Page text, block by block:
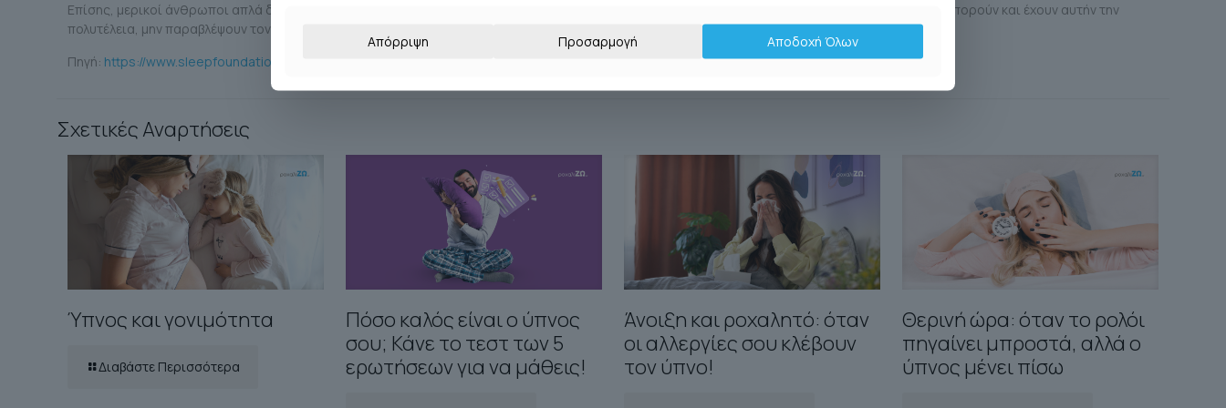
Επίσης, μερικοί άνθρωποι απλά δυσκολεύονται να κοιμηθούν κατά τη διάρκεια της ημέρας ή μακριά από την άνεση του σπιτιού τους. Όσοι όμως μπορούν και έχουν αυτήν την
πολυτέλεια, μην παραβλέψουν τον άκρως αναζωογονητικό αυτόν ύπνο.
Πηγή: https://www.sleepfoundation.org/
Σχετικές Αναρτήσεις
Ύπνος και γονιμότητα
Διαβάστε Περισσότερα
Πόσο καλός είναι ο ύπνος
σου; Κάνε το τεστ των 5
ερωτήσεων για να μάθεις!
Άνοιξη και ροχαλητό: όταν
οι αλλεργίες σου κλέβουν
τον ύπνο!
Θερινή ώρα: όταν το ρολόι
πηγαίνει μπροστά, αλλά ο
ύπνος μένει πίσω
Απόρριψη Προσαρμογή Αποδοχή Όλων